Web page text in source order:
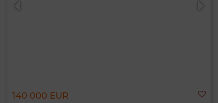
140 000 EUR